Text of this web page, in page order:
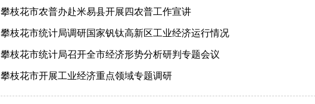
攀枝花市农普办赴米易县开展四农普工作宣讲
攀枝花市统计局调研国家钒钛高新区工业经济运行情况
攀枝花市统计局召开全市经济形势分析研判专题会议
攀枝花市开展工业经济重点领域专题调研